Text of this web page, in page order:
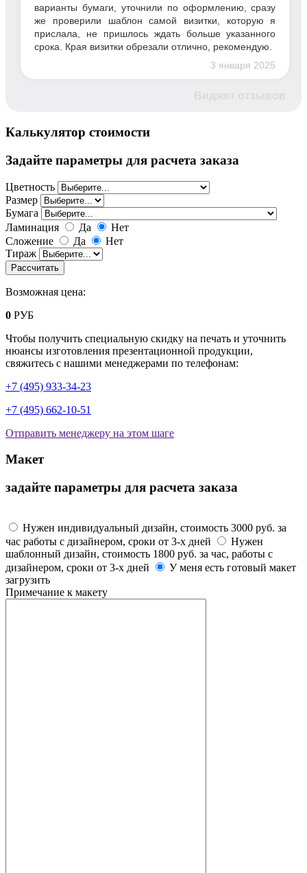
варианты бумаги, уточнили по оформлению, сразу
же проверили шаблон самой визитки, которую я
прислала, не пришлось ждать больше указанного
срока. Края визитки обрезали отлично, рекомендую.
3 января 2025
Калькулятор стоимости
Задайте параметры для расчета заказа
Цветность
Размер
Бумага
Ламинация
Да
Нет
Сложение
Да
Нет
Тираж
Возможная цена:
0 РУБ
Чтобы получить специальную скидку на печать и уточнить
нюансы изготовления презентационной продукции,
свяжитесь с нашими менеджерами по телефонам:
+7 (495) 933-34-23
+7 (495) 662-10-51
Отправить менеджеру на этом шаге
Макет
задайте параметры для расчета заказа
Нужен индивидуальный дизайн, стоимость 3000 руб. за
час работы с дизайнером, сроки от 3-х дней
Нужен
шаблонный дизайн, стоимость 1800 руб. за час, работы с
дизайнером, сроки от 3-х дней
У меня есть готовый макет
загрузить
Примечание к макету